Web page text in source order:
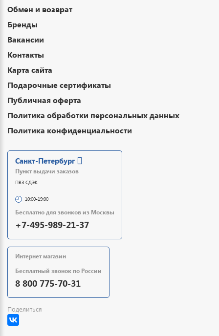
Обмен и возврат
Бренды
Вакансии
Контакты
Карта сайта
Подарочные сертификаты
Публичная оферта
Политика обработки персональных данных
Политика конфиденциальности
Санкт-Петербург
Пункт выдачи заказов
ПВЗ СДЭК
10:00-19:00
Бесплатно для звонков из Москвы
+7-495-989-21-37
Интернет магазин
Бесплатный звонок по России
8 800 775-70-31
Поделиться